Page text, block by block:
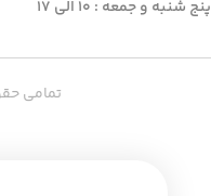
پنج شنبه و جمعه : ۱۰ الی ۱۷
تمامی